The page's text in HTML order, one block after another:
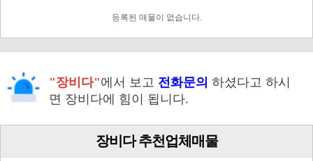
등록된 매물이 없습니다.
"장비다"에서 보고 전화문의 하셨다고 하시
면 장비다에 힘이 됩니다.
장비다 추천업체매물